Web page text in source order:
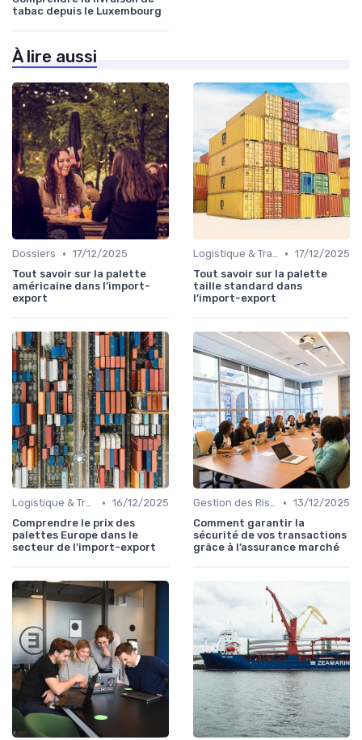
tabac depuis le Luxembourg
À lire aussi
Dossiers • 17/12/2025
Tout savoir sur la palette
américaine dans l’import-
export
Logistique & Transport • 17/12/2025
Tout savoir sur la palette
taille standard dans
l’import-export
Logistique & Transport • 16/12/2025
Comprendre le prix des
palettes Europe dans le
secteur de l’import-export
Gestion des Risques • 13/12/2025
Comment garantir la
sécurité de vos transactions
grâce à l’assurance marché